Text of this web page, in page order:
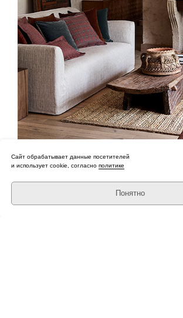
Artisan
ПЕРЕЙТИ В КОЛЛЕКЦИЮ
Сайт обрабатывает данные посетителей
и использует cookie, согласно политике
Понятно